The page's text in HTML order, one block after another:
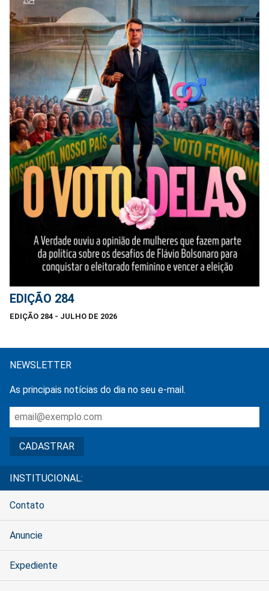
EDIÇÃO 284
EDIÇÃO 284 - JULHO DE 2026
NEWSLETTER
As principais notícias do dia no seu e-mail.
INSTITUCIONAL:
Contato
Anuncie
Expediente